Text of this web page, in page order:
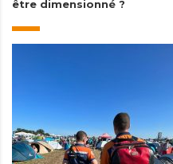
être dimensionné ?